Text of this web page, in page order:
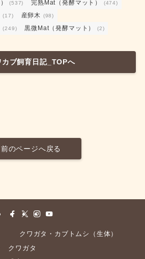
(537) 完熟Mat（発酵マット） (474)
(17) 産卵木 (98)
(249) 黒微Mat（発酵マット） (2)
カブ飼育日記_TOPへ
前のページへ戻る
クワガタ・カブトムシ（生体）
クワガタ